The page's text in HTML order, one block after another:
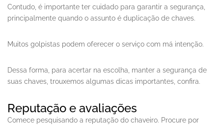
Contudo, é importante ter cuidado para garantir a segurança,
principalmente quando o assunto é duplicação de chaves.
Muitos golpistas podem oferecer o serviço com má intenção.
Dessa forma, para acertar na escolha, manter a segurança de
suas chaves, trouxemos algumas dicas importantes, confira.
Reputação e avaliações
Comece pesquisando a reputação do chaveiro. Procure por